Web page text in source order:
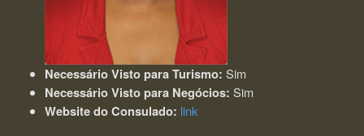
Necessário Visto para Turismo: Sim
Necessário Visto para Negócios: Sim
Website do Consulado: link